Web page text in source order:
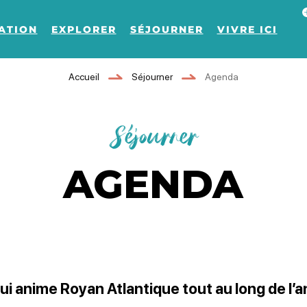
EXPLORER SÉJOURNER VIVRE ICI
Accueil Séjourner Agenda
Séjourner
AGENDA
anime Royan Atlantique tout au long de